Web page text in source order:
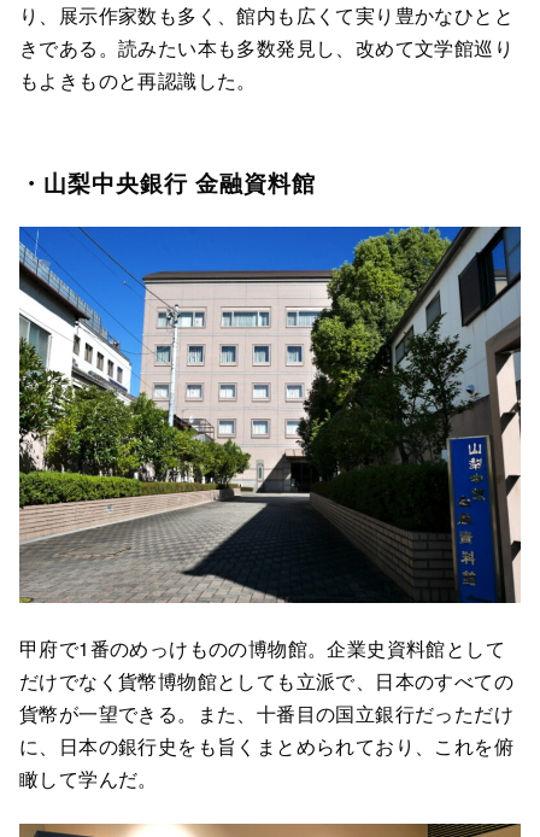
り、展示作家数も多く、館内も広くて実り豊かなひとと
きである。読みたい本も多数発見し、改めて文学館巡り
もよきものと再認識した。
・山梨中央銀行 金融資料館
甲府で1番のめっけものの博物館。企業史資料館として
だけでなく貨幣博物館としても立派で、日本のすべての
貨幣が一望できる。また、十番目の国立銀行だっただけ
に、日本の銀行史をも旨くまとめられており、これを俯
瞰して学んだ。